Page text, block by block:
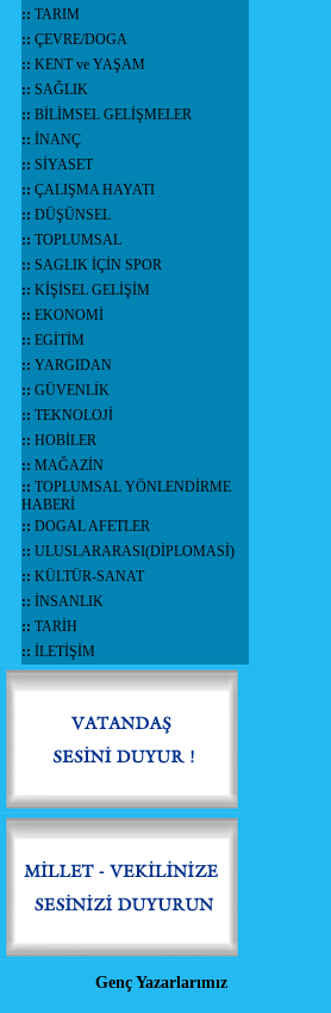
:: TARIM
:: ÇEVRE/DOGA
:: KENT ve YAŞAM
:: SAĞLIK
:: BİLİMSEL GELİŞMELER
:: İNANÇ
:: SİYASET
:: ÇALIŞMA HAYATI
:: DÜŞÜNSEL
:: TOPLUMSAL
:: SAGLIK İÇİN SPOR
:: KİŞİSEL GELİŞİM
:: EKONOMİ
:: EGİTİM
:: YARGIDAN
:: GÜVENLİK
:: TEKNOLOJİ
:: HOBİLER
:: MAĞAZİN
:: TOPLUMSAL YÖNLENDİRME
HABERİ
:: DOGAL AFETLER
:: ULUSLARARASI(DİPLOMASİ)
:: KÜLTÜR-SANAT
:: İNSANLIK
:: TARİH
:: İLETİŞİM
Genç Yazarlarımız